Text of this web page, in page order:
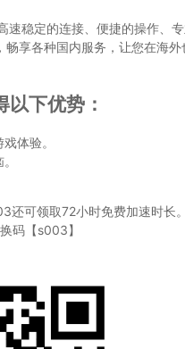
稳定的连接、便捷的操作、
享各种国内服务，让您在海外
下优势：
体验。
还可领取72小时免费加速时长
码【s003】